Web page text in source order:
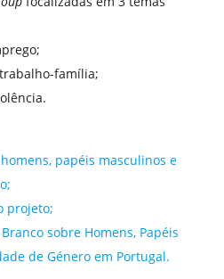
família;
papéis masculinos e
projeto;
sobre Homens, Papéis
de Género em Portugal.